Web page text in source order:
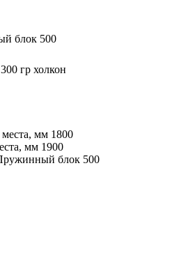
блок 500
гр холкон
мм 1800
мм 1900
блок 500